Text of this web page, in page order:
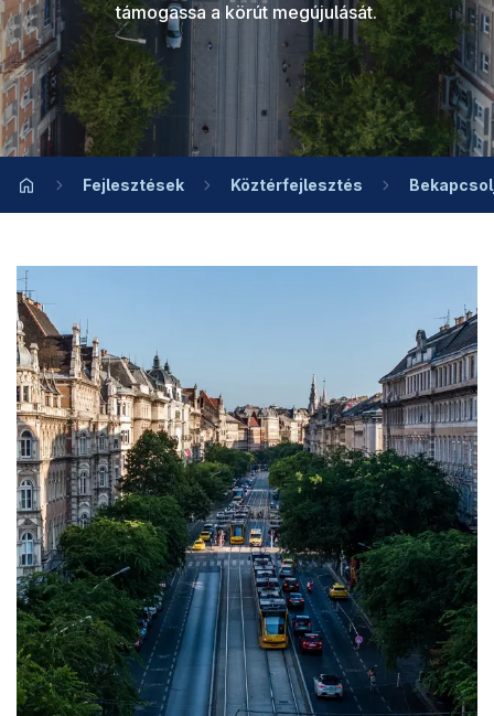
támogassa a körút megújulását.
Fejlesztések Köztérfejlesztés